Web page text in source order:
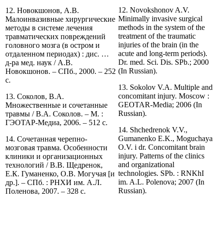
12. Новокшонов, А.В.
Малоинвазивные хирургические
методы в системе лечения
травматических повреждений
головного мозга (в остром и
отдаленном периодах) : дис. …
д-ра мед. наук / А.В.
Новокшонов. – СПб., 2000. – 252
с.
13. Соколов, В.А.
Множественные и сочетанные
травмы / В.А. Соколов. – М. :
ГЭОТАР-Медиа, 2006. – 512 с.
14. Сочетанная черепно-
мозговая травма. Особенности
клиники и организационных
технологий / В.В. Щедренок,
Е.К. Гуманенко, О.В. Могучая [и
др.]. – СПб. : РНХИ им. А.Л.
Поленова, 2007. – 328 с.
12. Novokshonov A.V.
Minimally invasive surgical
methods in the system of the
treatment of the traumatic
injuries of the brain (in the
acute and long-term periods).
Dr. med. Sci. Dis. SPb.; 2000
(In Russian).
13. Sokolov V.A. Multiple and
concomitant injury. Moscow :
GEOTAR-Media; 2006 (In
Russian).
14. Shchedrenok V.V.,
Gumanenko E.K., Moguchaya
O.V. i dr. Concomitant brain
injury. Patterns of the clinics
and organizational
technologies. SPb. : RNKhI
im. A.L. Polenova; 2007 (In
Russian).